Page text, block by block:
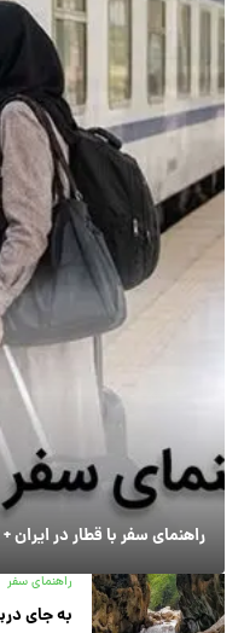
راهنمای سفر با قطار در
راهنمای سفر
به جای